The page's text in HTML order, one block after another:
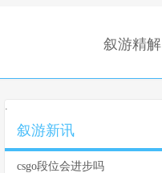
叙游精解
.
叙游新讯
csgo段位会进步吗